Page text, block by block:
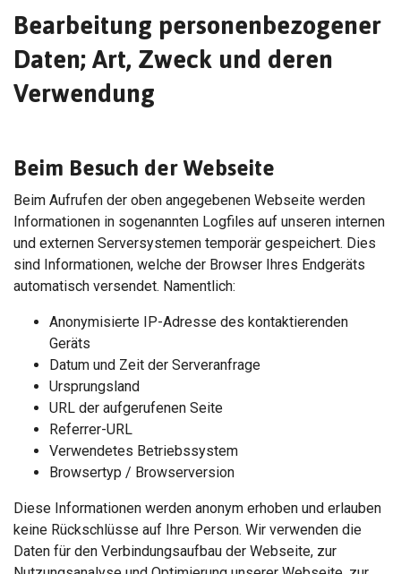
Bearbeitung personenbezogener
Daten; Art, Zweck und deren
Verwendung
Beim Besuch der Webseite
Beim Aufrufen der oben angegebenen Webseite werden
Informationen in sogenannten Logfiles auf unseren internen
und externen Serversystemen temporär gespeichert. Dies
sind Informationen, welche der Browser Ihres Endgeräts
automatisch versendet. Namentlich:
Anonymisierte IP-Adresse des kontaktierenden
Geräts
Datum und Zeit der Serveranfrage
Ursprungsland
URL der aufgerufenen Seite
Referrer-URL
Verwendetes Betriebssystem
Browsertyp / Browserversion
Diese Informationen werden anonym erhoben und erlauben
keine Rückschlüsse auf Ihre Person. Wir verwenden die
Daten für den Verbindungsaufbau der Webseite, zur